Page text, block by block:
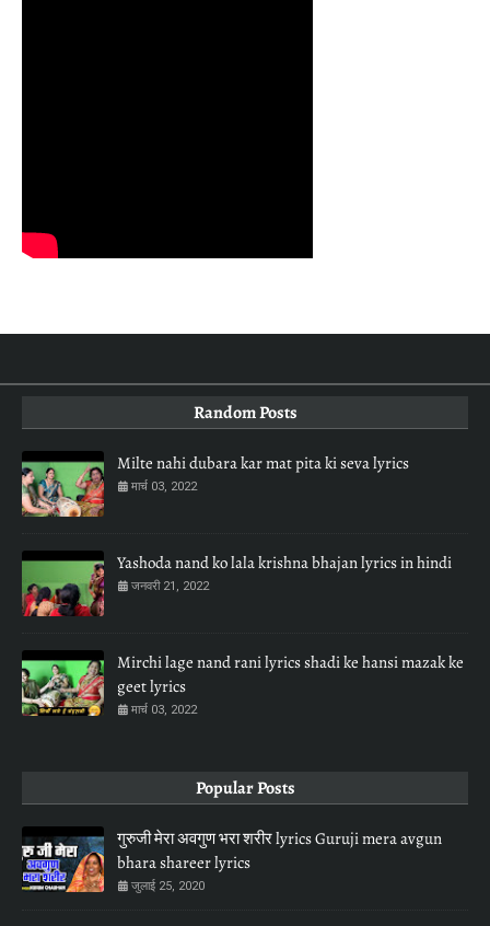
Random Posts
Milte nahi dubara kar mat pita ki seva lyrics
मार्च 03, 2022
Yashoda nand ko lala krishna bhajan lyrics in hindi
जनवरी 21, 2022
Mirchi lage nand rani lyrics shadi ke hansi mazak ke
geet lyrics
मार्च 03, 2022
Popular Posts
गुरुजी मेरा अवगुण भरा शरीर lyrics Guruji mera avgun
bhara shareer lyrics
जुलाई 25, 2020